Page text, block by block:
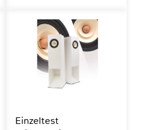
Einzeltest